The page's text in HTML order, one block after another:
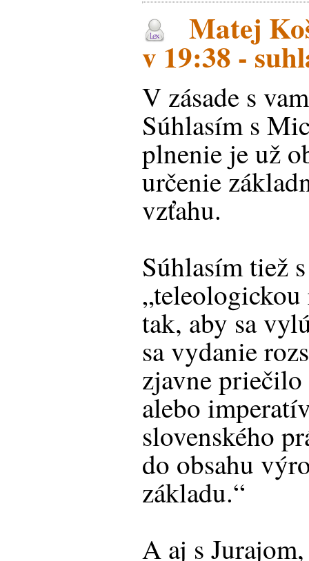
Matej
v 19:38 -
V zásade s
Súhlasím s
plnenie je už
určenie
vzťahu.
Súhlasím tiež
tak, aby sa
sa vydanie
zjavne
alebo
slovenského
do obsahu
základu.“
A aj s